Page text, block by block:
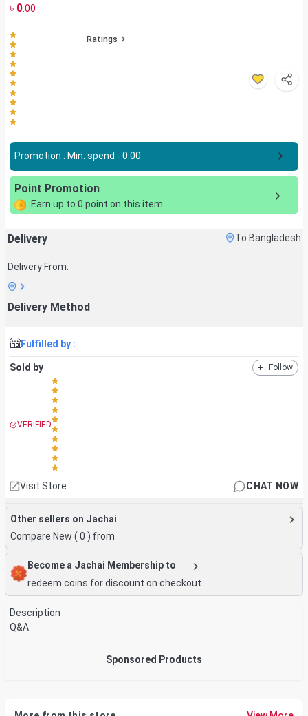
৳ 0.00
Ratings
Promotion : Min. spend ৳0.00
Point Promotion
Earn up to 0 point on this item
Delivery To Bangladesh
Delivery From:
Delivery Method
Fulfilled by :
Sold by + Follow
VERIFIED
Visit Store CHAT NOW
Other sellers on Jachai
Compare New ( 0 ) from
Become a Jachai Membership to
redeem coins for discount on checkout
Description
Q&A
Sponsored Products